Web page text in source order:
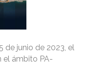
de junio de 2023, el
el ámbito PA-